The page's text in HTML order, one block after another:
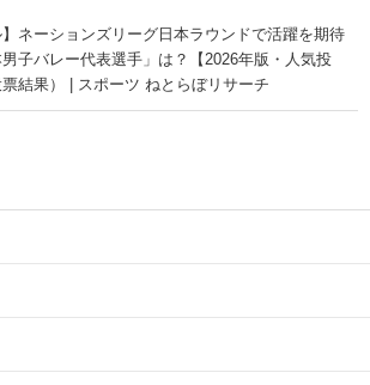
】ネーションズリーグ日本ラウンドで活躍を期待
子バレー代表選手」は？【2026年版・人気投
結果） | スポーツ ねとらぼリサーチ